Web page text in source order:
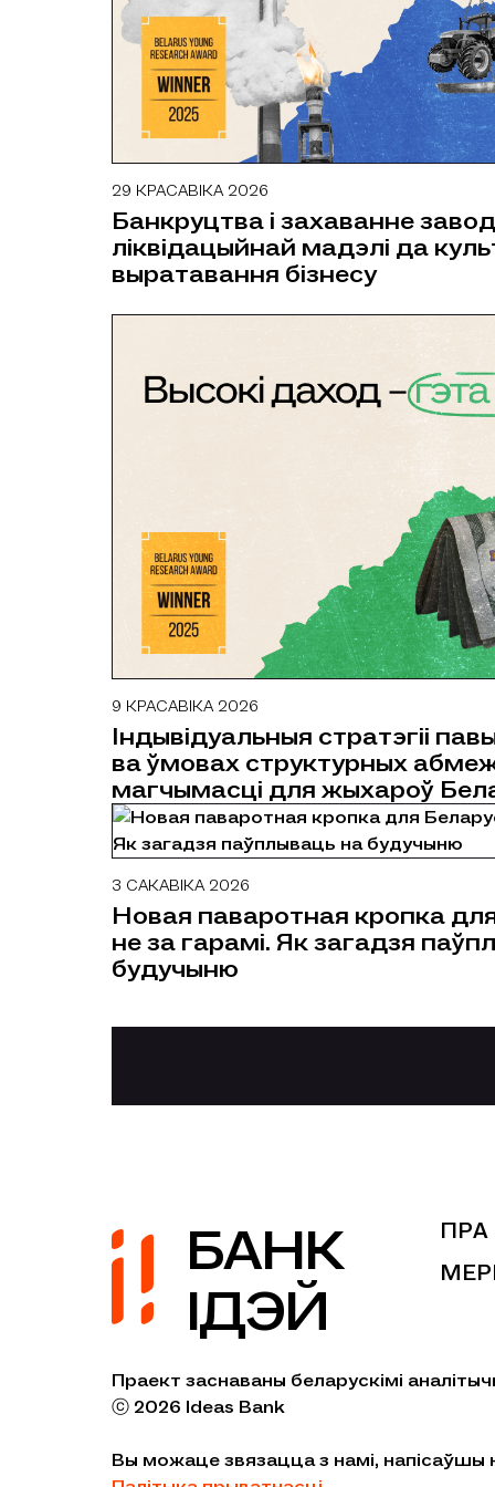
29 КРАСАВІКА 2026
Банкруцтва і захаванне
ліквідацыйнай мадэлі да
выратавання бізнесу
9 КРАСАВІКА 2026
Індывідуальныя стратэгіі
ва ўмовах структурных
магчымасці для жыхароў
3 САКАВІКА 2026
Новая паваротная кропка
не за гарамі. Як загадзя
будучыню
БАНК
ІДЭЙ
ПРА
Праект заснаваны беларускімі
ⓒ 2026 Ideas Bank
Вы можаце звязацца з намі, напісаўшы